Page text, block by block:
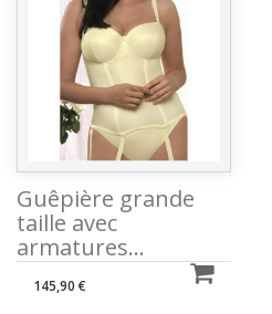
Guêpière grande
taille avec
armatures...
145,90 €